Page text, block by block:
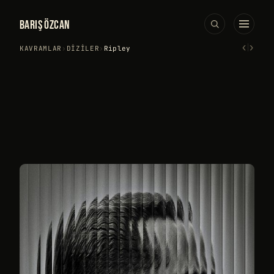
BARIŞ ÖZCAN
KAVRAMLAR › DIZILER › Ripley ‹›